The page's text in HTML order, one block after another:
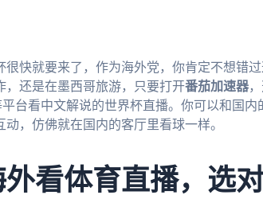
很快就要来了，作为海外党，你肯定不想错
，还是在墨西哥旅游，只要打开番茄加速器
台看中文解说的世界杯直播。你可以和国
动，仿佛就在国内的客厅里看球一样。
看体育直播，选